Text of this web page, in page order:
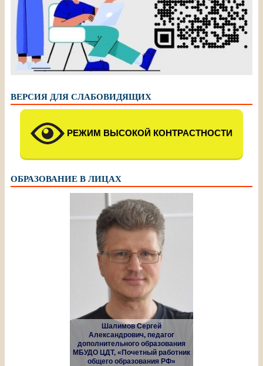
ВЕРСИЯ ДЛЯ СЛАБОВИДЯЩИХ
РЕЖИМ ВЫСОКОЙ КОНТРАСТНОСТИ
ОБРАЗОВАНИЕ В ЛИЦАХ
Шалимов Сергей
Александрович, педагог
дополнительного образования
МБУДО ЦДТ, «Почетный работник
общего образования РФ»